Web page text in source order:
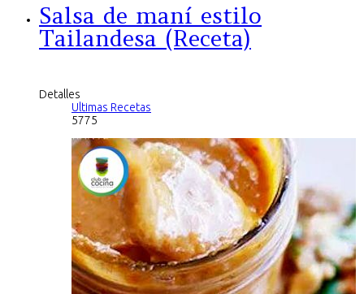
Salsa de maní estilo
Tailandesa (Receta)
Detalles
Ultimas Recetas
5775